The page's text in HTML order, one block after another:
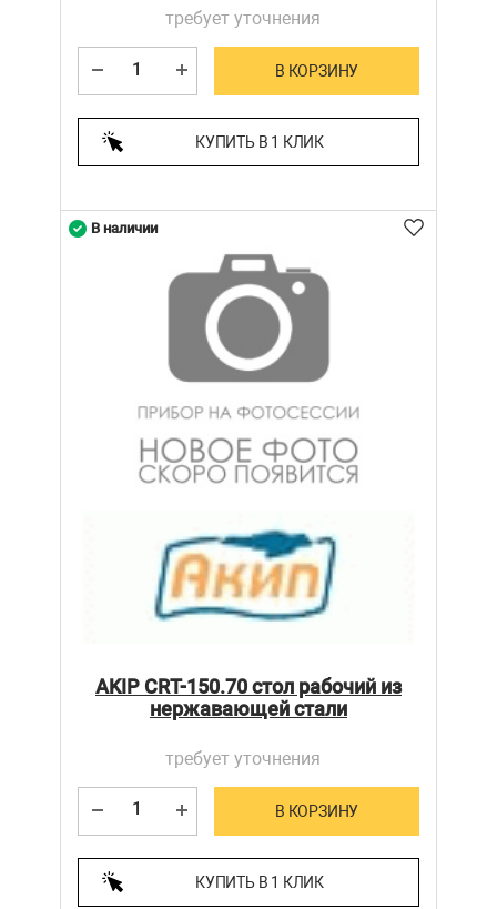
требует уточнения
В КОРЗИНУ
КУПИТЬ В 1 КЛИК
AKIP CRT-150.70 стол рабочий из
нержавающей стали
требует уточнения
В КОРЗИНУ
КУПИТЬ В 1 КЛИК
В наличии